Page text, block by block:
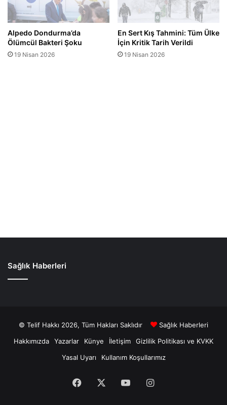
Sağlık Haberleri
© Telif Hakkı 2026, Tüm Hakları Saklıdır
Sağlık Haberleri
Hakkımızda
Yazarlar Künye İletişim
Gizlilik Politikası ve KVKK
Yasal Uyarı
Kullanım Koşullarımız
Facebook YouTubeInstagram